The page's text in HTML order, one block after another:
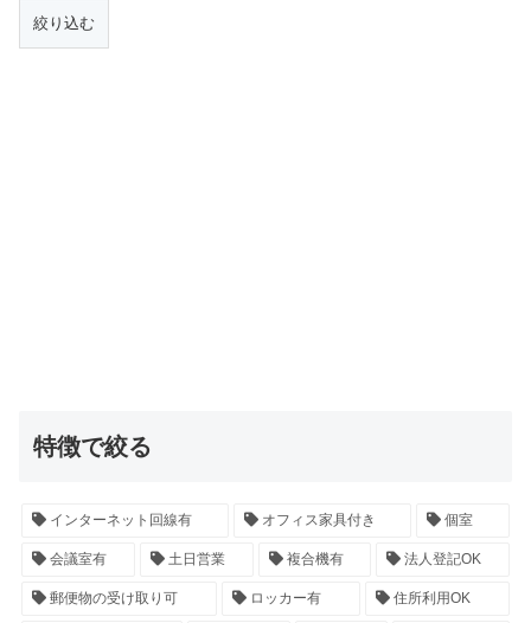
特徴で絞る
インターネット回線有 オフィス家具付き 個室
会議室有 土日営業 複合機有 法人登記OK
郵便物の受け取り可 ロッカー有 住所利用OK